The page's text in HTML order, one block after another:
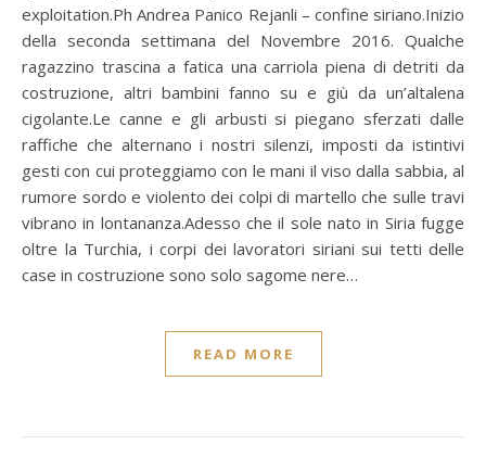
exploitation.Ph Andrea Panico Rejanli – confine siriano.Inizio
della seconda settimana del Novembre 2016. Qualche
ragazzino trascina a fatica una carriola piena di detriti da
costruzione, altri bambini fanno su e giù da un’altalena
cigolante.Le canne e gli arbusti si piegano sferzati dalle
raffiche che alternano i nostri silenzi, imposti da istintivi
gesti con cui proteggiamo con le mani il viso dalla sabbia, al
rumore sordo e violento dei colpi di martello che sulle travi
vibrano in lontananza.Adesso che il sole nato in Siria fugge
oltre la Turchia, i corpi dei lavoratori siriani sui tetti delle
case in costruzione sono solo sagome nere…
READ MORE